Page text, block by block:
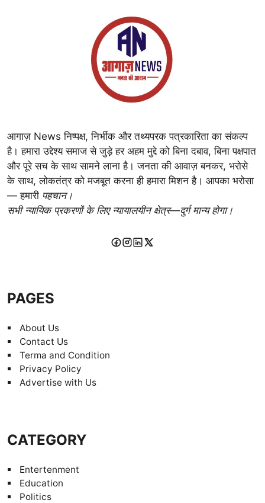
आगाज़ News निष्पक्ष, निर्भीक और तथ्यपरक पत्रकारिता का संकल्प
है। हमारा उद्देश्य समाज से जुड़े हर अहम मुद्दे को बिना दबाव, बिना पक्षपात
और पूरे सच के साथ सामने लाना है। जनता की आवाज़ बनकर, भरोसे
के साथ, लोकतंत्र को मजबूत करना ही हमारा मिशन है। आपका भरोसा
— हमारी पहचान।
सभी न्यायिक प्रकरणों के लिए न्यायालयीन क्षेत्र—दुर्ग मान्य होगा।
PAGES
About Us
Contact Us
Terma and Condition
Privacy Policy
Advertise with Us
CATEGORY
Entertenment
Education
Politics